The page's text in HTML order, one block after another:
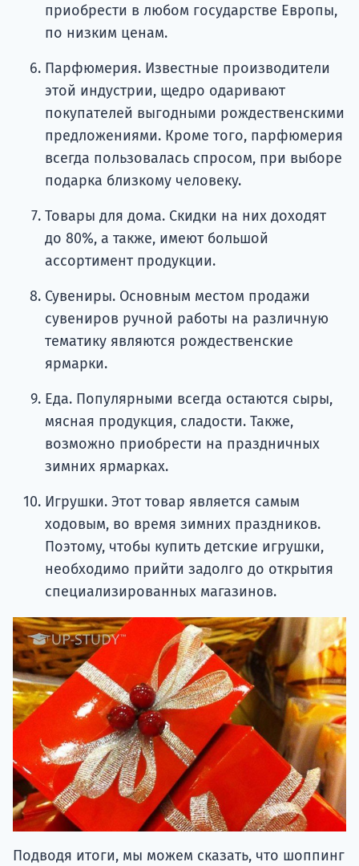
приобрести в любом государстве Европы,
по низким ценам.
Парфюмерия. Известные производители
этой индустрии, щедро одаривают
покупателей выгодными рождественскими
предложениями. Кроме того, парфюмерия
всегда пользовалась спросом, при выборе
подарка близкому человеку.
Товары для дома. Скидки на них доходят
до 80%, а также, имеют большой
ассортимент продукции.
Сувениры. Основным местом продажи
сувениров ручной работы на различную
тематику являются рождественские
ярмарки.
Еда. Популярными всегда остаются сыры,
мясная продукция, сладости. Также,
возможно приобрести на праздничных
зимних ярмарках.
Игрушки. Этот товар является самым
ходовым, во время зимних праздников.
Поэтому, чтобы купить детские игрушки,
необходимо прийти задолго до открытия
специализированных магазинов.
Подводя итоги, мы можем сказать, что шоппинг